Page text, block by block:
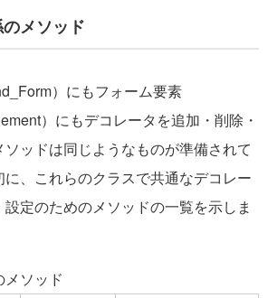
メソッド
）にもフォーム要素
）にもデコレータを追加・削除・
ッドは同じようなものが準備されて
、これらのクラスで共通なデコレー
定のためのメソッドの一覧を示しま
ソッド